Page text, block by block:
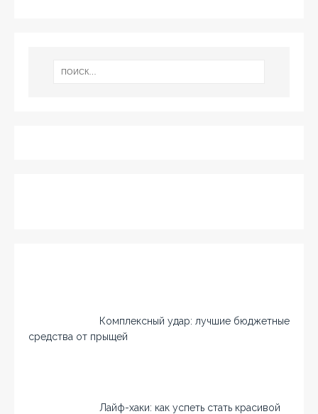
Комплексный удар: лучшие бюджетные
средства от прыщей
Лайф-хаки: как успеть стать красивой